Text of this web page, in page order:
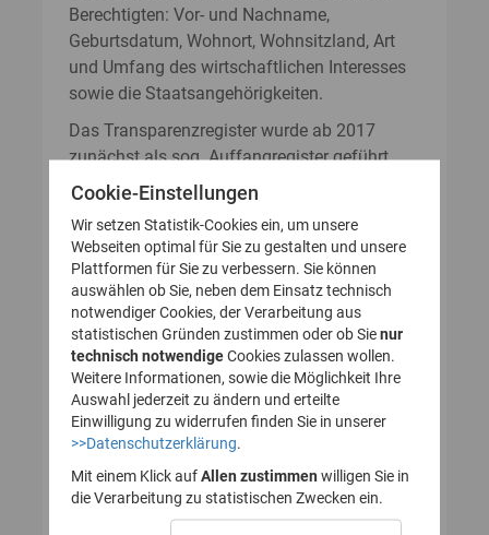
Berechtigten: Vor- und Nachname,
Geburtsdatum, Wohnort, Wohnsitzland, Art
und Umfang des wirtschaftlichen Interesses
sowie die Staatsangehörigkeiten.
Das Transparenzregister wurde ab 2017
zunächst als sog. Auffangregister geführt.
Das bedeutete, dass eine Mitteilung nach §§
20, 21 GwG an das Transparenzregister nur
dann notwendig war, wenn sich die Angaben
zum wirtschaftlich Berechtigten nicht aus
bestehenden elektronisch abrufbaren
Eintragungen in anderen Registern, wie
beispielsweise dem Handels- oder
Vereinsregister, ergaben. Mit den
Gesetzesänderungen zum 01.08.2021 und
dem Wegfall der sog. Mitteilungsfiktion
wurde das deutsche Transparenzregister zum
Vollregister umgewandelt. Dies hat für
transparenzpflichtige Rechtseinheiten, die
sich zunächst auf die Mitteilungsfiktion des
Cookie-Einstellungen
Wir setzen Statistik-Cookies ein, um unsere
Webseiten optimal für Sie zu gestalten und unsere
Plattformen für Sie zu verbessern. Sie können
auswählen ob Sie, neben dem Einsatz technisch
notwendiger Cookies, der Verarbeitung aus
statistischen Gründen zustimmen oder ob Sienur
technisch notwendigeCookies zulassen wollen.
Weitere Informationen, sowie die Möglichkeit Ihre
Auswahl jederzeit zu ändern und erteilte
Einwilligung zu widerrufen finden Sie in unserer
>>Datenschutzerklärung
Mit einem Klick auf Allen zustimmen willigen Sie in
die Verarbeitung zu statistischen Zwecken ein.